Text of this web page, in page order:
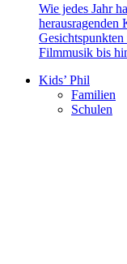
Wie jedes Jahr
herausragenden
Filmmusik bis
Kids’ Phil
Familien
Schulen